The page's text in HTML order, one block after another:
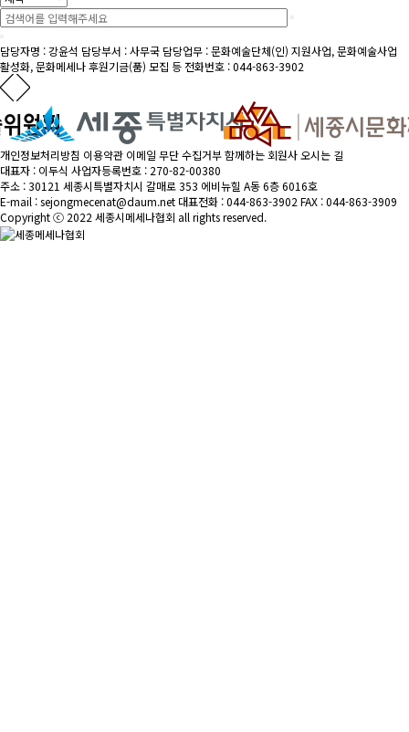
담당자명 : 강윤석 담당부서 : 사무국 담당업무 : 문화예술단체(인) 지원사업, 문화예술사업
활성화, 문화메세나 후원기금(품) 모집 등 전화번호 : 044-863-3902
개인정보처리방침 이용약관 이메일 무단 수집거부함께하는 회원사오시는 길
대표자 : 이두식 사업자등록번호 : 270-82-00380
주소 : 30121 세종시특별자치시 갈매로 353 에비뉴힐 A동 6층 6016호
E-mail : sejongmecenat@daum.net 대표전화 : 044-863-3902 FAX : 044-863-3909
Copyright ⓒ 2022 세종시메세나협회 all rights reserved.